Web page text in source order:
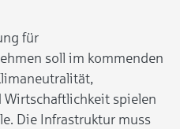
für
soll im kommenden
spielen
Die Infrastruktur muss